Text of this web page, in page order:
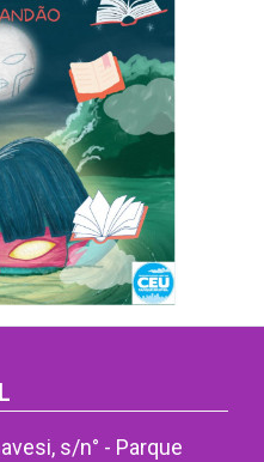
s/n° - Parque